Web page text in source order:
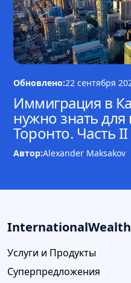
Обновлено:22 сентября
Иммиграция в
нужно знать для
Торонто. Часть II
Автор:Alexander Maksakov
InternationalWealth
Услуги и Продукты
Суперпредложения